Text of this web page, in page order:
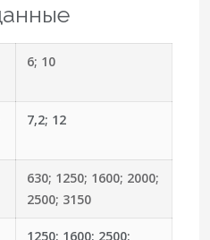
6; 10
7,2; 12
630; 1250; 1600; 2000;
2500; 3150
1250; 1600; 2500;